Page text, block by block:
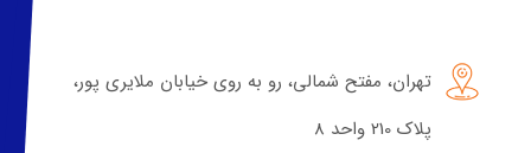
تهران، مفتح شمالی، رو به روی خیابان ملایری پور،
پلاک 210 واحد 8